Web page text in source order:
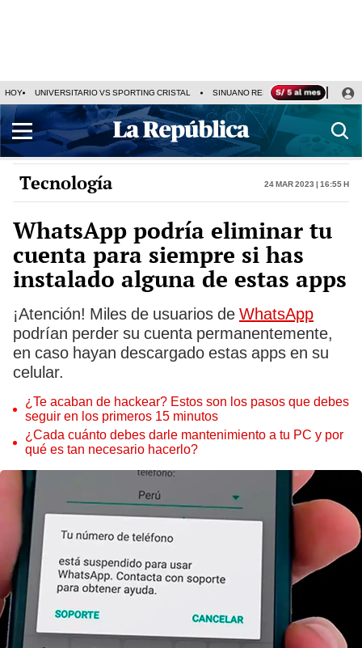
HOY UNIVERSITARIO VS SPORTING CRISTAL SINUANO RESULTADOS HOY
Tecnología 24 Mar 2023 | 16:55 h
WhatsApp podría eliminar tu
cuenta para siempre si has
instalado alguna de estas apps
¡Atención! Miles de usuarios de WhatsApp
podrían perder su cuenta permanentemente,
en caso hayan descargado estas apps en su
celular.
¿Te acaban de hackear? Estos son los pasos que debes
seguir en los primeros 15 minutos
¿Cada cuánto debes darle mantenimiento a tu PC y por
qué es tan necesario hacerlo?